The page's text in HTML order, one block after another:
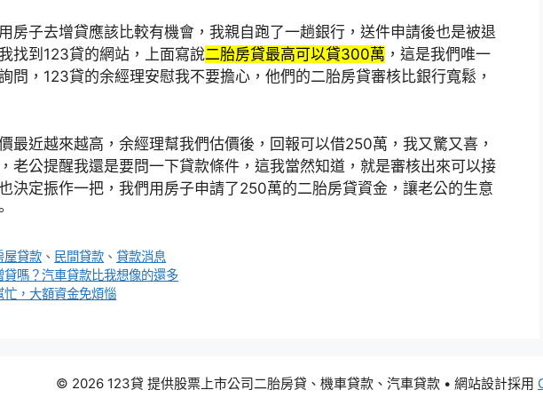
房子去增貸應該比較有機會，我親自跑了一趟銀行，送件申請後也是被退
找到123貸的網站，上面寫說二胎房貸最高可以貸300萬 ，這是我們唯一
問，123貸的余經理安慰我不要擔心，他們的二胎房貸審核比銀行寬鬆，
最近越來越高，余經理幫我們估價後，回報可以借250萬，我又驚又喜，
老公提醒我還是要問一下貸款條件，這我當然知道，就是審核出來可以接
決定振作一把，我們用房子申請了250萬的二胎房貸資金，讓老公的生意
屋貸款 、 民間貸款 、貸款消息
嗎？汽車貸款比我想像的還多
，大額資金免煩惱
© 2026 123貸 提供股票上市公司二胎房貸、機車貸款、汽車貸款 • 網站設計採用